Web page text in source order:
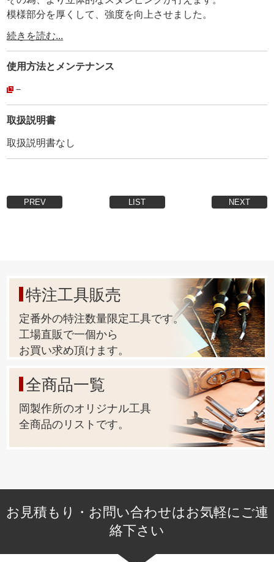
模様部分を厚くして、強度を向上させました。
模様は左右対象なので、組み合わせて使用出来ます。
・
②刻印ナンバーとMADE IN JAPANを打刻しています。
・
③全体にメッキ加工を施しています。
・
④持ち手部分に、アヤメ加工を施して滑り止めにしていま
続きを読む...
使用方法と メンテナンス
－
取扱説明書
取扱説明書なし
PREV LIST NEXT
特注工具販売
定番外の特注数量限定工具です。
工場直販で一個から
お買い求め頂けます。
全商品一覧
岡製作所のオリジナル工具
全商品のリストです。
お見積もり・お問い合わせはお気軽にご連
絡下さい